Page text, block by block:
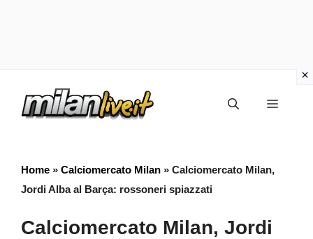
Menu
Home » Calciomercato Milan » Calciomercato Milan,
Jordi Alba al Barça: rossoneri spiazzati
Calciomercato Milan, Jordi